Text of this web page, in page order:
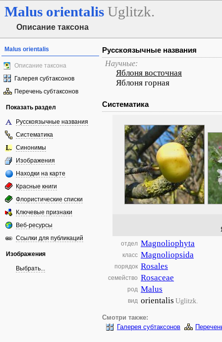
Malus orientalis Uglitzk.
Описание таксона
Malus orientalis
Описание таксона
Галерея субтаксонов
Перечень субтаксонов
Показать раздел
Русскоязычные названия
Систематика
Синонимы
Изображения
Находки на карте
Красные книги
Флористические списки
Ключевые признаки
Веб-ресурсы
Ссылки для публикаций
Изображения
Выбрать...
Русскоязычные названия
Научные:
Яблоня восточная
Яблоня горная
Систематика
отдел Magnoliophyta
класс Magnoliopsida
порядок Rosales
семейство Rosaceae
род Malus
вид orientalis Uglitzk.
Смотри также:
Галерея субтаксонов